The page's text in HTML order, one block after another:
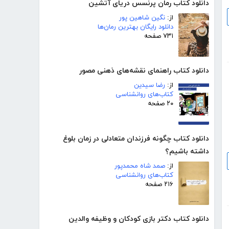
دانلود کتاب رمان پرنسس دریای آتشین
از: نگین شاهین پور
دانلود رایگان بهترین رمان‌ها
۷۳۱ صفحه
دانلود کتاب راهنمای نقشه‌های ذهنی مصور
از: رضا سیدین
کتاب‌های روانشناسی
۲۰ صفحه
دانلود کتاب چگونه فرزندان متعادلی در زمان بلوغ
داشته باشیم؟
از: صمد شاه محمدپور
کتاب‌های روانشناسی
۲۱۶ صفحه
دانلود کتاب دکتر بازی کودکان و وظیفه والدین